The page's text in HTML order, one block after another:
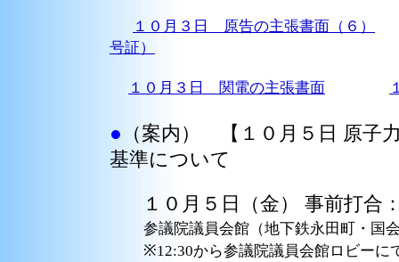
１０月３日 原告の主張書面（６）
号証）
１０月３日 関電の主張書面
● （案内） 【 １０月５日 原子
基準について
１０月５日（金） 事前打合
参議院議員会館（地下鉄永田町・国会
※12:30から参議院議員会館ロビーに